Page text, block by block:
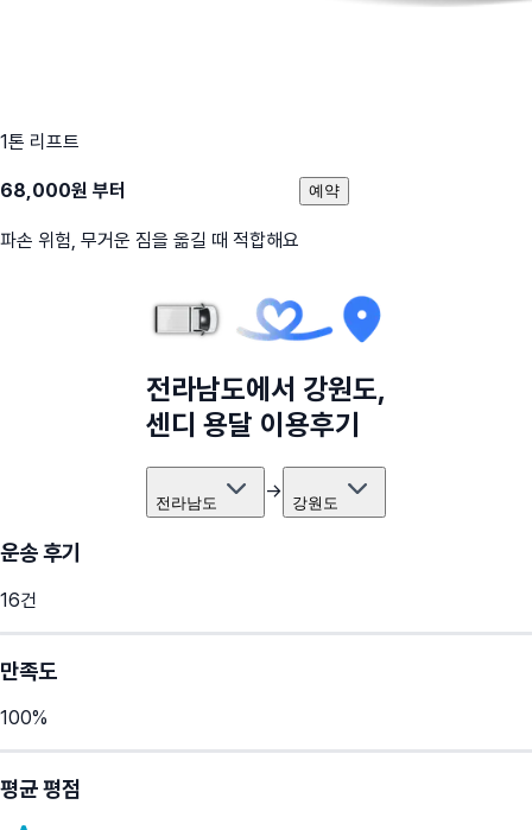
1톤 리프트
68,000원 부터
파손 위험, 무거운 짐을 옮길 때 적합해요
예약
전라남도에서 강원도,
센디 용달 이용후기
전라남도 → 강원도
운송 후기
16건
만족도
100%
평균 평점